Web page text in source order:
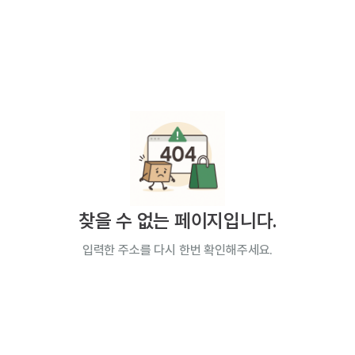
찾을 수 없는 페이지입니다.
입력한 주소를 다시 한번 확인해주세요.